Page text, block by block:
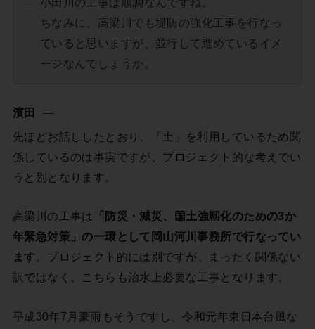
ちなみに、高梁川でも堤防の強化工事を行なっ
ていると思いますが、並行して進めているイメ
ージなんでしょうか。
濱田
先ほどお話ししたとおり、「土」を利用しているため関
係しているのは事実ですが、プロジェクト的な考えでい
うと別となります。
高梁川の工事は
「防災・減災、国土強靱化のための3か
年緊急対策」の一環として岡山河川事務所で行なってい
ます。プロジェクト的には別ですが、まったく関係ない
訳ではなく、こちらも治水上必要な工事となります。
平成30年7月豪雨もそうですし、令和元年東日本台風な